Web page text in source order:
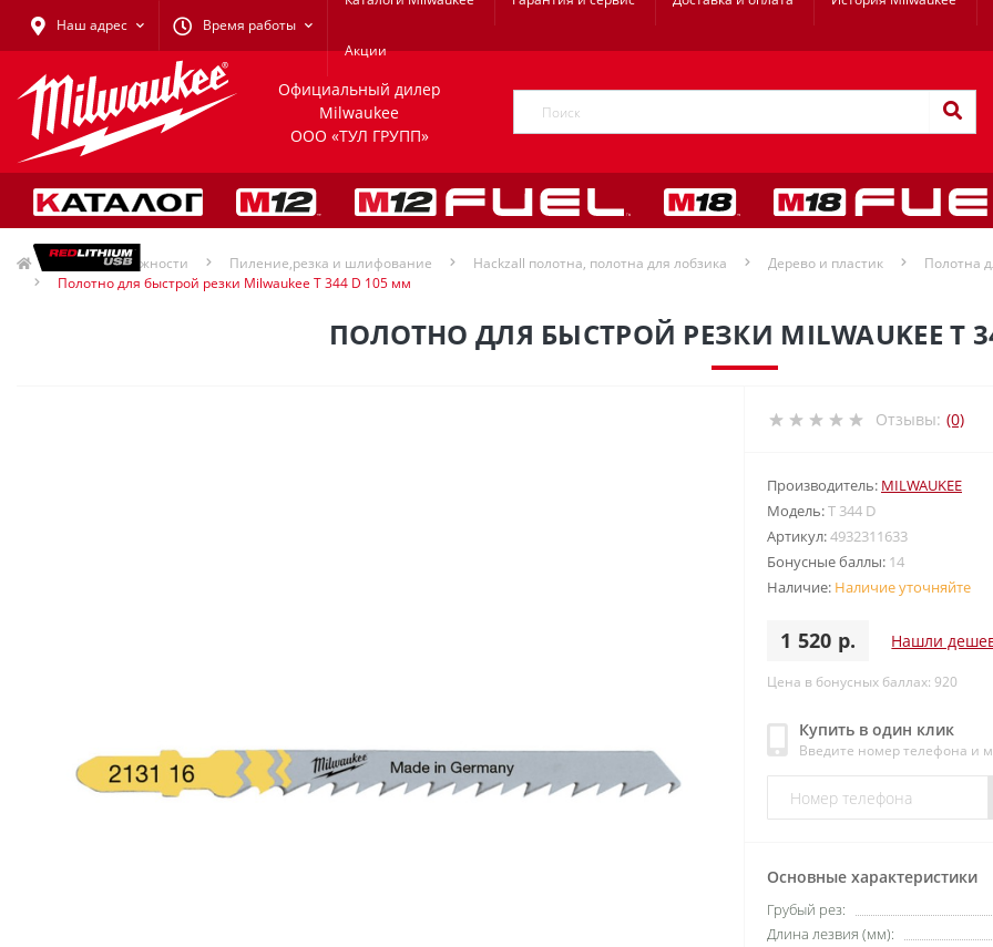
Наш адрес Время работы
Акции
Официальный дилер
Milwaukee
ООО «ТУЛ ГРУПП»
Принадлежности Пиление,резка и шлифование Hackzall полотна, полотна для лобзика Дерево и пластик
Полотна
Полотно для быстрой резки Milwaukee T 344 D 105 мм
ПОЛОТНО ДЛЯ БЫСТРОЙ РЕЗКИ MILWAUKEE T
Отзывы: (0)
Производитель: MILWAUKEE
Модель:T 344 D
Артикул:4932311633
Бонусные баллы: 14
Наличие: Наличие уточняйте
1 520 р. Нашли
Цена в бонусных баллах: 920
Купить в один клик
Введите номер телефона и
Основные характеристики
Грубый рез:
Длина лезвия (мм):